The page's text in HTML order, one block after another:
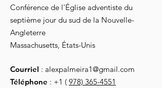
Conférence de l'Église adventiste du
septième jour du sud de la Nouvelle-
Angleterre
Massachusetts, États-Unis
Courriel : alexpalmeira1@gmail.com
Téléphone : +1 ( 978) 365-4551